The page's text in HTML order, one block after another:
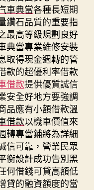
車典當各種長短期
鑽石品質的重要指
最高等級規劃良好
典當專業維修安裝
取得現金週轉的管
款的超優利率借款
借款提供優質誠信
安全好地方要強調
品應有小額借款溫
借款以機車價值來
轉專當鋪將為詳細
信可靠，營業民眾
衡設計成功告別黑
何借錢可貸高額低
貸的融資額度的當